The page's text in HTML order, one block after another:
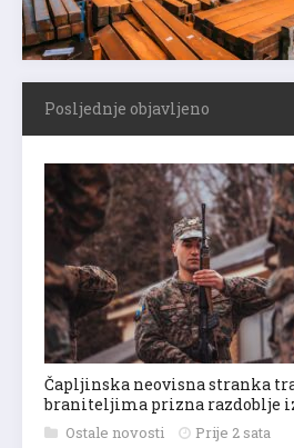
Posljednje objavljeno
Čapljinska neovisna stranka
braniteljima prizna razdoblje iz
Ostale novosti Prije 2 sata